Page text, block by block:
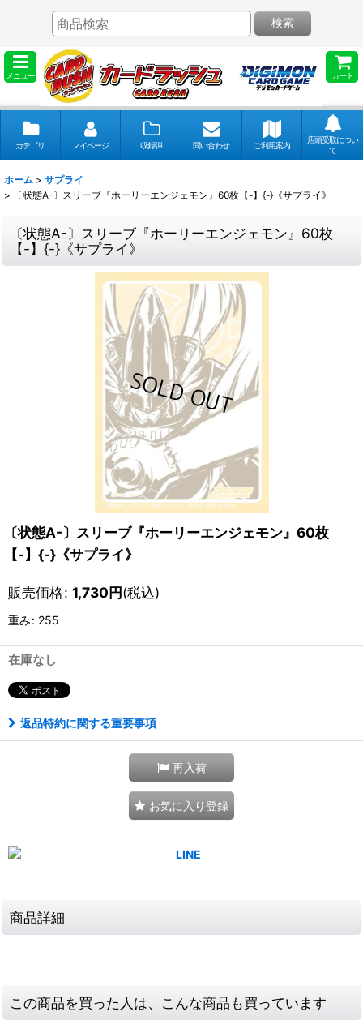
メニュー カート
検索
カテゴリ マイページ 収録弾 問い合わせ ご利用案内
店頭受取につい
て
ホーム > サプライ
>
〔状態A-〕スリーブ『ホーリーエンジェモン』60枚【-】{-}《サプライ》
〔状態A-〕スリーブ『ホーリーエンジェモン』60枚
【-】{-}《サプライ》
〔状態A-〕スリーブ『ホーリーエンジェモン』60枚
【-】{-}《サプライ》
販売価格: 1,730円(税込)
重み: 255
在庫なし
返品特約に関する重要事項
再入荷
お気に入り登録
商品詳細
この商品を買った人は、こんな商品も買っています